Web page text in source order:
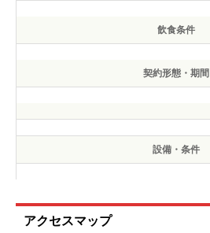
飲食条件
契約形態・期間
設備・条件
アクセスマップ